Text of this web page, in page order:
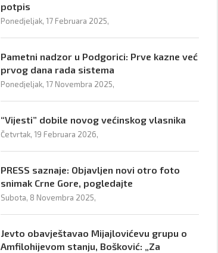
potpis
Ponedjeljak, 17 Februara 2025,
Pametni nadzor u Podgorici: Prve kazne već
prvog dana rada sistema
Ponedjeljak, 17 Novembra 2025,
“Vijesti” dobile novog većinskog vlasnika
Četvrtak, 19 Februara 2026,
PRESS saznaje: Objavljen novi otro foto
snimak Crne Gore, pogledajte
Subota, 8 Novembra 2025,
Jevto obavještavao Mijajlovićevu grupu o
Amfilohijevom stanju, Bošković: „Za